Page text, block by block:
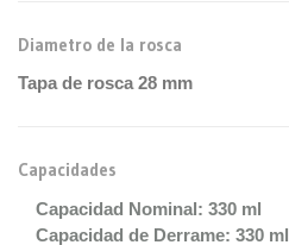
Diametro de la rosca
Tapa de rosca 28 mm
Capacidades
Capacidad Nominal: 330 ml
Capacidad de Derrame: 330 ml